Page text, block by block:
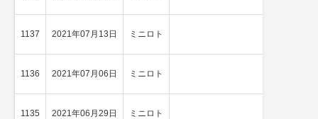
1137 2021年07月13日 ミニロト
1136 2021年07月06日 ミニロト
1135 2021年06月29日 ミニロト